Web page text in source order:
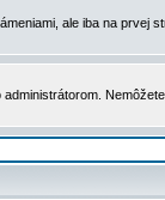
ale iba na